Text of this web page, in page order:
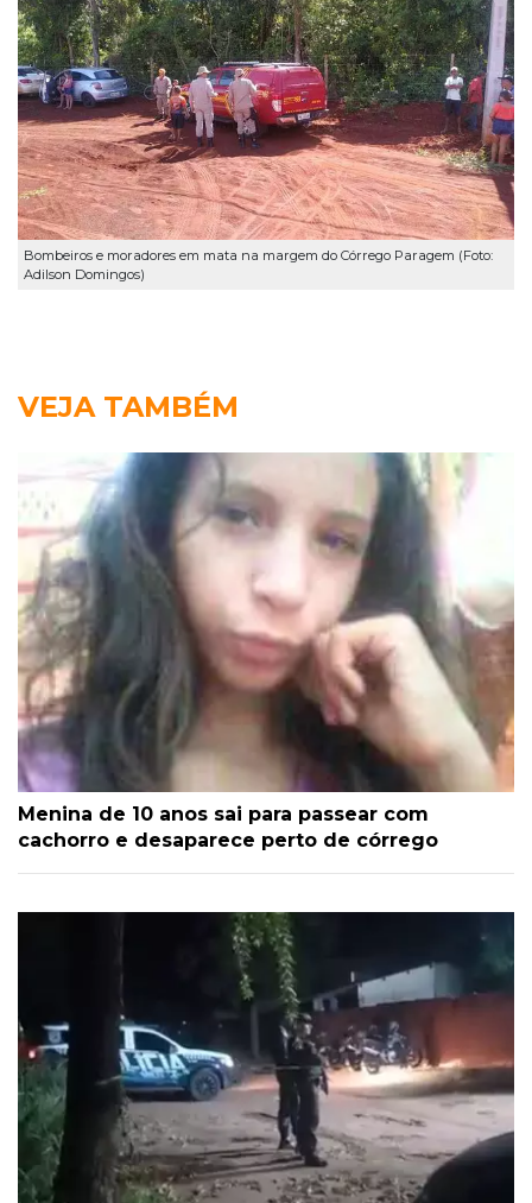
Bombeiros e moradores em mata na margem do Córrego Paragem (Foto:
Adilson Domingos)
VEJA TAMBÉM
Menina de 10 anos sai para passear com
cachorro e desaparece perto de córrego